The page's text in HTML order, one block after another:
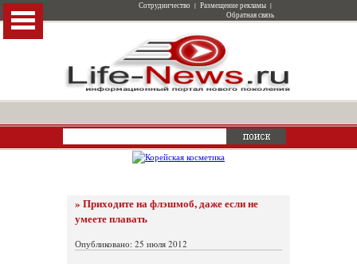
Сотрудничество | Размещение рекламы |
Обратная связь
» Приходите на флэшмоб, даже если не
умеете плавать
Опубликовано: 25 июля 2012